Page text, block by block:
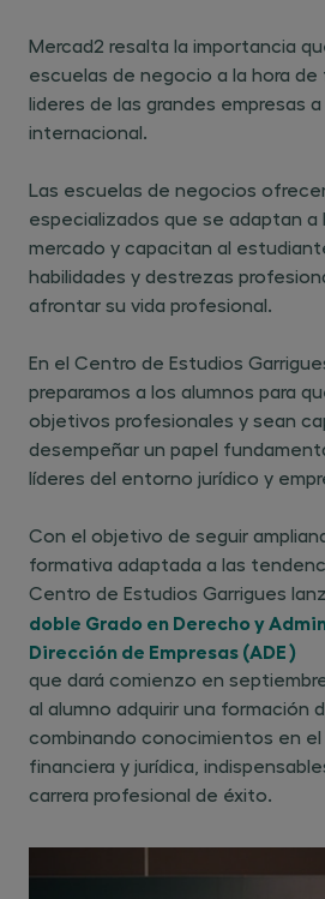
Mercad2 resalta la importancia
escuelas de negocio a la hora
lideres de las grandes empresas
internacional.
Las escuelas de negocios
especializados que se adaptan a
mercado y capacitan al
habilidades y destrezas
afrontar su vida profesional.
En el Centro de Estudios
preparamos a los alumnos para
objetivos profesionales y sean
desempeñar un papel
líderes del entorno jurídico y
Con el objetivo de seguir
formativa adaptada a las
Centro de Estudios Garrigues
doble Grado en Derecho y
Dirección de Empresas (ADE )
que dará comienzo en
al alumno adquirir una formación
combinando conocimientos en el
financiera y jurídica,
carrera profesional de éxito.